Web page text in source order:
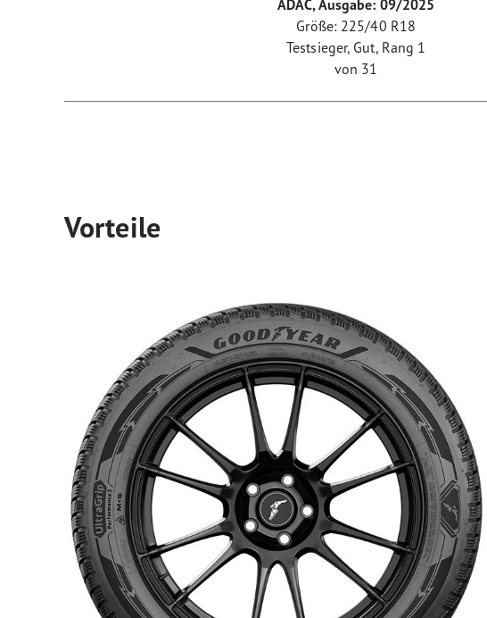
ADAC, Ausgabe: 09/2025
Größe: 225/40 R18
Testsieger, Gut, Rang 1
von 31
Vorteile